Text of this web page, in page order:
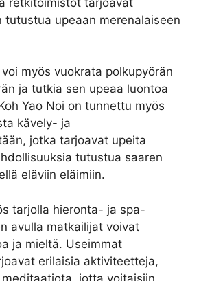
tutustua upeaan merenalaiseen
myös vuokrata polkupyörän
ja tutkia sen upeaa luontoa
Yao Noi on tunnettu myös
kävely- ja
jotka tarjoavat upeita
tutustua saaren
eläviin eläimiin.
tarjolla hieronta- ja spa-
avulla matkailijat voivat
ja mieltä. Useimmat
erilaisia ​​aktiviteetteja,
jotta voitaisiin